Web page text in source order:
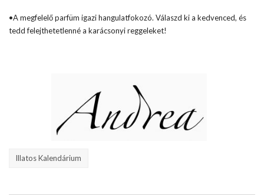
•A megfelelő parfüm igazi hangulatfokozó. Válaszd ki a kedvenced, és
tedd felejthetetlenné a karácsonyi reggeleket!
Illatos Kalendárium